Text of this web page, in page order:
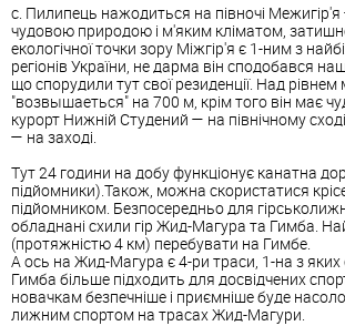
с. Пилипець нажодиться на півночі
чудовою природою і м'яким кліматом,
екологічної точки зору Міжгір'я є 1-ним з
регіонів України, не дарма він сподобався
що спорудили тут свої резиденції. Над
"возвышаеться" на 700 м, крім того він має
курорт Нижній Студений — на північному
— на заході.
Тут 24 години на добу функціонує канатна
підйомники).Також, можна скористатися
підйомником. Безпосередньо для
обладнані схили гір Жид-Магура та Гимба.
(протяжністю 4 км) перебувати на Гимбе.
А ось на Жид-Магура є 4-ри траси, 1-на з яких
Гимба більше підходить для досвідчених
новачкам безпечніше і приємніше буде
лижним спортом на трасах Жид-Магури.